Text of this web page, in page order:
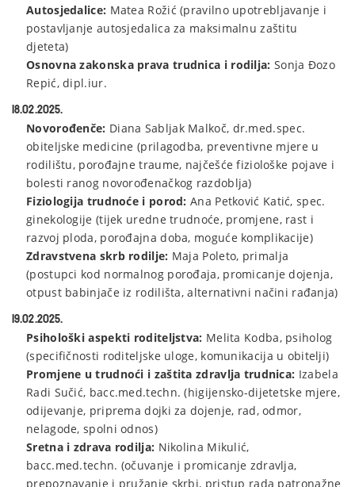
Autosjedalice: Matea Rožić (pravilno upotrebljavanje i
postavljanje autosjedalica za maksimalnu zaštitu
djeteta)
Osnovna zakonska prava trudnica i rodilja: Sonja Đozo
Repić, dipl.iur.
18.02.2025.
Novorođenče: Diana Sabljak Malkoč, dr.med.spec.
obiteljske medicine (prilagodba, preventivne mjere u
rodilištu, porođajne traume, najčešće fiziološke pojave i
bolesti ranog novorođenačkog razdoblja)
Fiziologija trudnoće i porod: Ana Petković Katić, spec.
ginekologije (tijek uredne trudnoće, promjene, rast i
razvoj ploda, porođajna doba, moguće komplikacije)
Zdravstvena skrb rodilje: Maja Poleto, primalja
(postupci kod normalnog porođaja, promicanje dojenja,
otpust babinjače iz rodilišta, alternativni načini rađanja)
19.02.2025.
Psihološki aspekti roditeljstva: Melita Kodba, psiholog
(specifičnosti roditeljske uloge, komunikacija u obitelji)
Promjene u trudnoći i zaštita zdravlja trudnica: Izabela
Radi Sučić, bacc.med.techn. (higijensko-dijetetske mjere,
odijevanje, priprema dojki za dojenje, rad, odmor,
nelagode, spolni odnos)
Sretna i zdrava rodilja: Nikolina Mikulić,
bacc.med.techn. (očuvanje i promicanje zdravlja,
prepoznavanje i pružanje skrbi, pristup rada patronažne